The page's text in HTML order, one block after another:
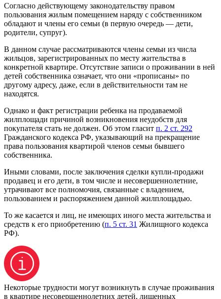
Согласно действующему законодательству правом
пользования жилым помещением наряду с собственником
обладают и члены его семьи (в первую очередь — дети,
родители, супруг).
В данном случае рассматриваются члены семьи из числа
жильцов, зарегистрированных по месту жительства в
конкретной квартире. Отсутствие записи о проживании в ней
детей собственника означает, что они «прописаны» по
другому адресу, даже, если в действительности там не
находятся.
Однако и факт регистрации ребенка на продаваемой
жилплощади причиной возникновения неудобств для
покупателя стать не должен. Об этом гласит п. 2 ст. 292
Гражданского кодекса РФ, указывающий на прекращение
права пользования квартирой членов семьи бывшего
собственника.
Иными словами, после заключения сделки купли-продажи
продавец и его дети, в том числе и несовершеннолетние,
утрачивают все полномочия, связанные с владением,
пользованием и распоряжением данной жилплощадью.
То же касается и лиц, не имеющих иного места жительства и
средств к его приобретению (п. 5 ст. 31 Жилищного кодекса
РФ).
Некоторые трудности могут возникнуть в случае проживания
в квартире несовершеннолетних детей, лишенных